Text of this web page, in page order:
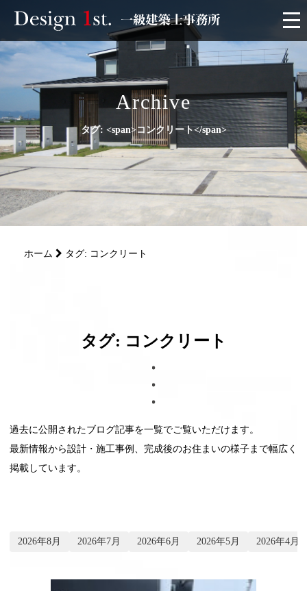
モニター
施工実績・施工事例
リフォーム
サービス
Archive
タグ: <span>コンクリート</span>
ホーム タグ: コンクリート
タグ: コンクリート
過去に公開されたブログ記事を一覧でご覧いただけます。
最新情報から設計・施工事例、完成後のお住まいの様子まで幅広く
掲載しています。
2026年8月 2026年7月 2026年6月 2026年5月 2026年4月